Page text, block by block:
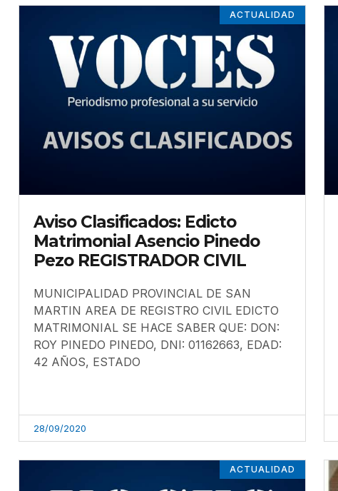
ACTUALIDAD
Aviso Clasificados: Edicto
Matrimonial Asencio Pinedo
Pezo REGISTRADOR CIVIL
MUNICIPALIDAD PROVINCIAL DE SAN
MARTIN AREA DE REGISTRO CIVIL EDICTO
MATRIMONIAL SE HACE SABER QUE: DON:
ROY PINEDO PINEDO, DNI: 01162663, EDAD:
42 AÑOS, ESTADO
28/09/2020
ACTUALIDAD